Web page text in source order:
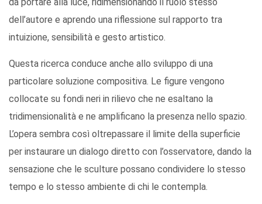
dell’autore e aprendo una riflessione sul rapporto tra
intuizione, sensibilità e gesto artistico.
Questa ricerca conduce anche allo sviluppo di una
particolare soluzione compositiva. Le figure vengono
collocate su fondi neri in rilievo che ne esaltano la
tridimensionalità e ne amplificano la presenza nello spazio.
L’opera sembra così oltrepassare il limite della superficie
per instaurare un dialogo diretto con l’osservatore, dando la
sensazione che le sculture possano condividere lo stesso
tempo e lo stesso ambiente di chi le contempla.